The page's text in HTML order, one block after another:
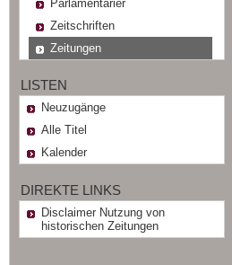
Parlamentarier
Zeitschriften
Zeitungen
LISTEN
Neuzugänge
Alle Titel
Kalender
DIREKTE LINKS
Disclaimer Nutzung von
historischen Zeitungen